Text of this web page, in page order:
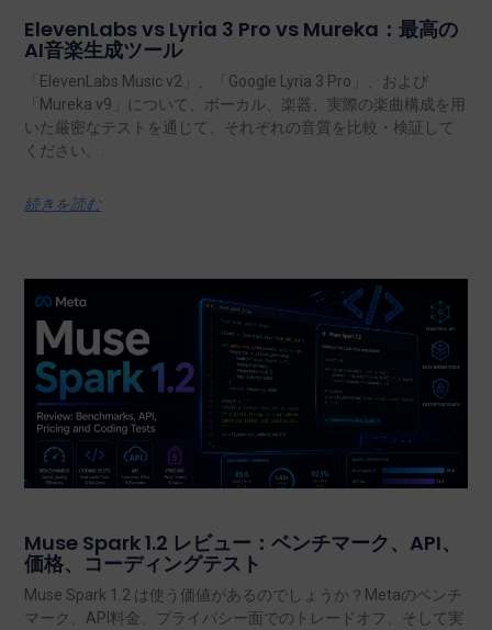
ElevenLabs vs Lyria 3 Pro vs Mureka：最高の
AI音楽生成ツール
「ElevenLabs Music v2」、「Google Lyria 3 Pro」、および
「Mureka v9」について、ボーカル、楽器、実際の楽曲構成を用
いた厳密なテストを通じて、それぞれの音質を比較・検証して
ください。.
続きを読む
Muse Spark 1.2 レビュー：ベンチマーク、API、
価格、コーディングテスト
Muse Spark 1.2 は使う価値があるのでしょうか？Metaのベンチ
マーク、API料金、プライバシー面でのトレードオフ、そして実